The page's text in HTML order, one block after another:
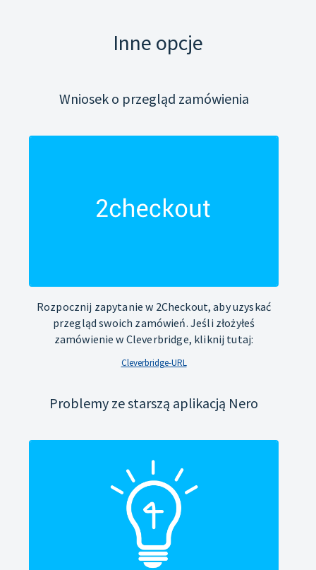
Inne opcje
Wniosek o przegląd zamówienia
Rozpocznij zapytanie w 2Checkout, aby uzyskać
przegląd swoich zamówień. Jeśli złożyłeś
zamówienie w Cleverbridge, kliknij tutaj:
Cleverbridge-URL
Problemy ze starszą aplikacją Nero